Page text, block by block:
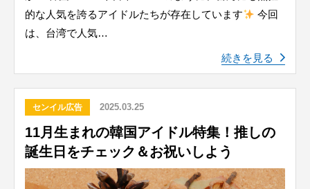
的な人気を誇るアイドルたちが存在しています
今回
は、台湾で人気…
続きを見る
センイル広告 2025.03.25
11月生まれの韓国アイドル特集！推しの
誕生日をチェック＆お祝いしよう